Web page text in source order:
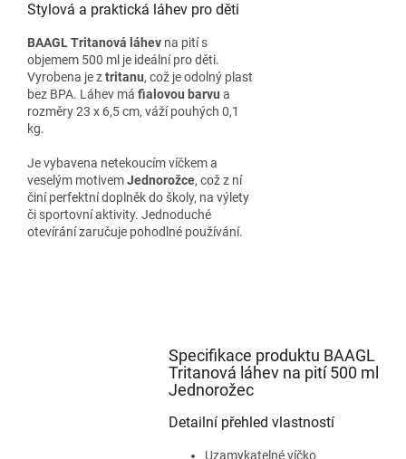
Stylová a praktická láhev pro děti
BAAGL Tritanová láhev na pití s
objemem 500 ml je ideální pro děti.
Vyrobena je ztritanu, což je odolný plast
bez BPA. Láhev má fialovou barvu a
rozměry 23 x 6,5 cm, váží pouhých 0,1
kg.
Je vybavena netekoucím víčkem a
veselým motivemJednorožce, což z ní
činí perfektní doplněk do školy, na výlety
či sportovní aktivity. Jednoduché
otevírání zaručuje pohodlné používání.
Specifikace produktu BAAGL
Tritanová láhev na pití 500 ml
Jednorožec
Detailní přehled vlastností
Uzamykatelné víčko